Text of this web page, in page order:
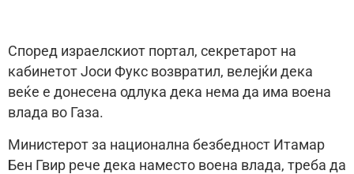
Според израелскиот портал, секретарот на
кабинетот Јоси Фукс возвратил, велејќи дека
веќе е донесена одлука дека нема да има воена
влада во Газа.
Министерот за национална безбедност Итамар
Бен Гвир рече дека наместо воена влада, треба да